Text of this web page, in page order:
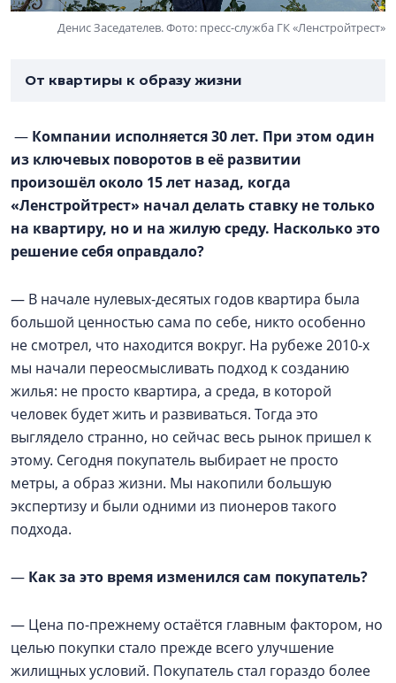
Денис Заседателев. Фото: пресс-служба ГК «Ленстройтрест»
От квартиры к образу жизни
— Компании исполняется 30 лет. При этом один
из ключевых поворотов в её развитии
произошёл около 15 лет назад, когда
«Ленстройтрест» начал делать ставку не только
на квартиру, но и на жилую среду. Насколько это
решение себя оправдало?
— В начале нулевых-десятых годов квартира была
большой ценностью сама по себе, никто особенно
не смотрел, что находится вокруг. На рубеже 2010-х
мы начали переосмысливать подход к созданию
жилья: не просто квартира, а среда, в которой
человек будет жить и развиваться. Тогда это
выглядело странно, но сейчас весь рынок пришел к
этому. Сегодня покупатель выбирает не просто
метры, а образ жизни. Мы накопили большую
экспертизу и были одними из пионеров такого
подхода.
— Как за это время изменился сам покупатель?
— Цена по-прежнему остаётся главным фактором, но
целью покупки стало прежде всего улучшение
жилищных условий. Покупатель стал гораздо более